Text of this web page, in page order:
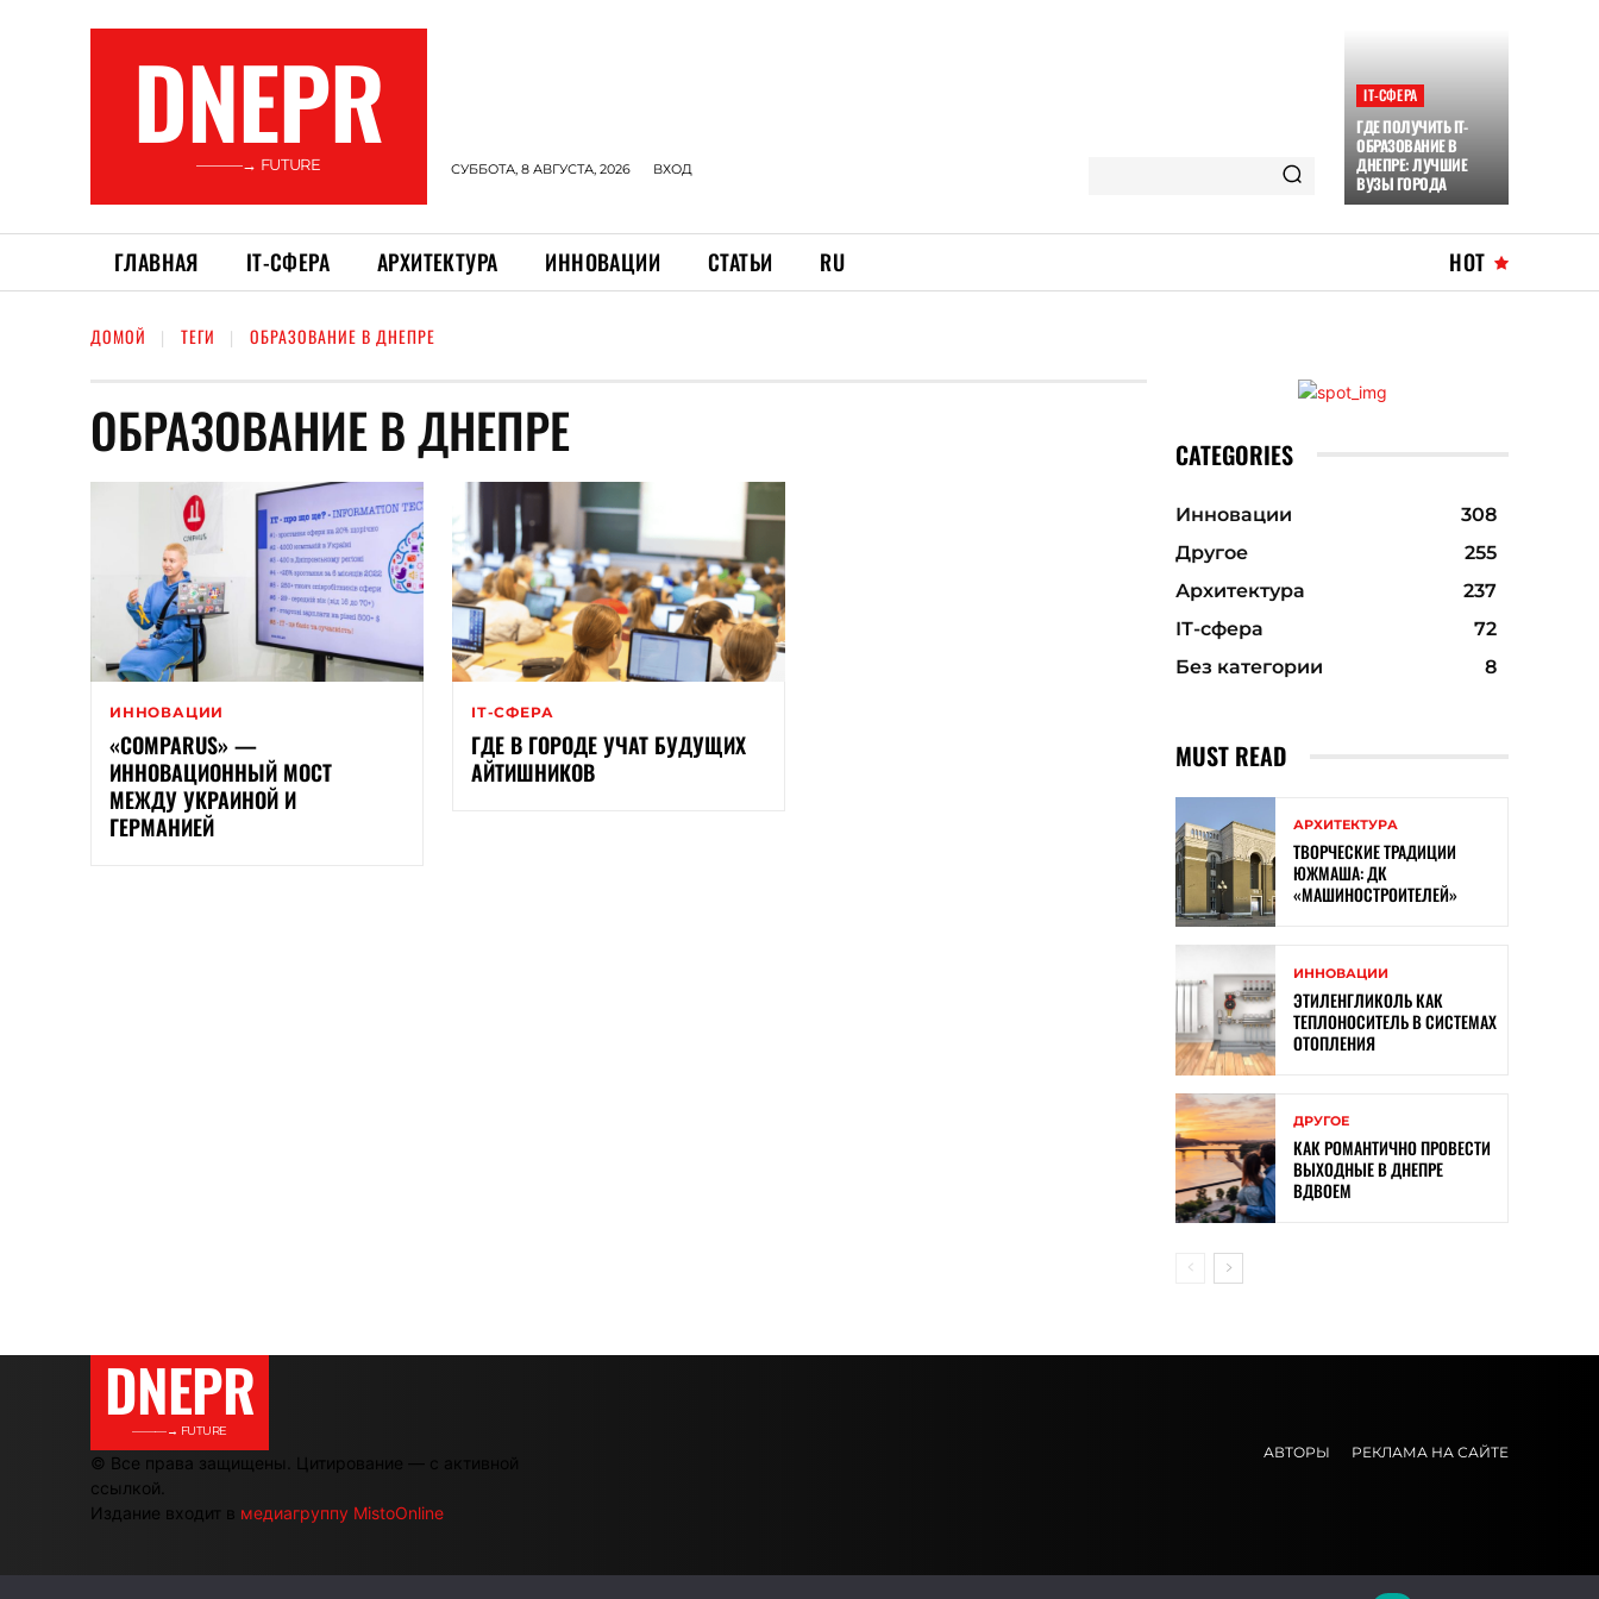
DNEPR
———→ FUTURE СУББОТА, 8 АВГУСТА, 2026 ВХОД
ІТ-СФЕРА
ГДЕ ПОЛУЧИТЬ IT-
ОБРАЗОВАНИЕ В
ДНЕПРЕ: ЛУЧШИЕ
ВУЗЫ ГОРОДА
ГЛАВНАЯ ІТ-СФЕРА АРХИТЕКТУРА ИННОВАЦИИ СТАТЬИ RU HOT
ДОМОЙ ТЕГИ ОБРАЗОВАНИЕ В ДНЕПРЕ
ОБРАЗОВАНИЕ В ДНЕПРЕ
ИННОВАЦИИ
«COMPARUS» —
ИННОВАЦИОННЫЙ МОСТ
МЕЖДУ УКРАИНОЙ И
ГЕРМАНИЕЙ
ІТ-СФЕРА
ГДЕ В ГОРОДЕ УЧАТ БУДУЩИХ
АЙТИШНИКОВ
CATEGORIES
Инновации
308
Другое
255
Архитектура
237
ІТ-сфера
72
Без категории
8
MUST READ
АРХИТЕКТУРА
ТВОРЧЕСКИЕ ТРАДИЦИИ
ЮЖМАША: ДК
«МАШИНОСТРОИТЕЛЕЙ»
ИННОВАЦИИ
ЭТИЛЕНГЛИКОЛЬ КАК
ТЕПЛОНОСИТЕЛЬ В СИСТЕМАХ
ОТОПЛЕНИЯ
ДРУГОЕ
КАК РОМАНТИЧНО ПРОВЕСТИ
ВЫХОДНЫЕ В ДНЕПРЕ
ВДВОЕМ
DNEPR
———→ FUTURE
© Все права защищены. Цитирование — с активной
ссылкой.
Издание входит в медиагруппу MistoOnline
АВТОРЫ РЕКЛАМА НА САЙТЕ